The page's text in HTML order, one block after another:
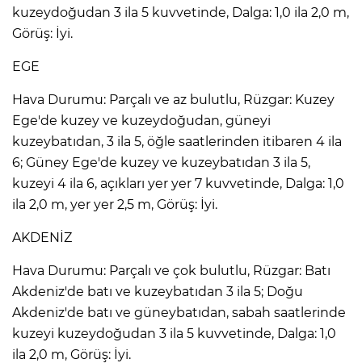
kuzeydoğudan 3 ila 5 kuvvetinde, Dalga: 1,0 ila 2,0 m,
Görüş: İyi.
EGE
Hava Durumu: Parçalı ve az bulutlu, Rüzgar: Kuzey
Ege'de kuzey ve kuzeydoğudan, güneyi
kuzeybatıdan, 3 ila 5, öğle saatlerinden itibaren 4 ila
6; Güney Ege'de kuzey ve kuzeybatıdan 3 ila 5,
kuzeyi 4 ila 6, açıkları yer yer 7 kuvvetinde, Dalga: 1,0
ila 2,0 m, yer yer 2,5 m, Görüş: İyi.
AKDENİZ
Hava Durumu: Parçalı ve çok bulutlu, Rüzgar: Batı
Akdeniz'de batı ve kuzeybatıdan 3 ila 5; Doğu
Akdeniz'de batı ve güneybatıdan, sabah saatlerinde
kuzeyi kuzeydoğudan 3 ila 5 kuvvetinde, Dalga: 1,0
ila 2,0 m, Görüş: İyi.